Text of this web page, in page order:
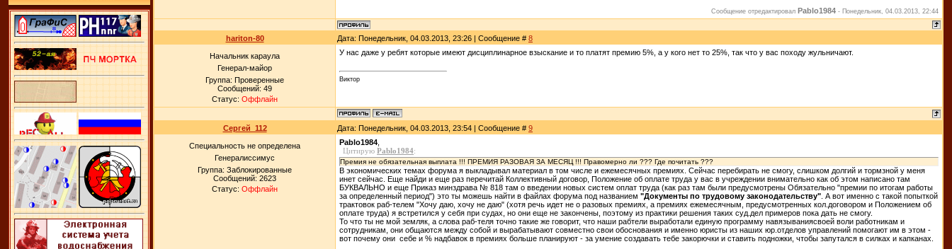
Сообщение отредактировал Pablo1984 - Понедельник, 04.03.2013, 22:44
hariton-80 Дата: Понедельник, 04.03.2013, 23:26 | Сообщение # 8
Начальник караула
Генерал-майор
Группа: Проверенные
Сообщений: 49
Статус: Оффлайн
У нас даже у ребят которые имеют дисциплинарное взыскание и то платят премию 5%, а у кого нет то 25%, так что у вас походу жульничают.
Виктор
Сергей_112 Дата: Понедельник, 04.03.2013, 23:54 | Сообщение # 9
Специальность не определена
Генералиссимус
Группа: Заблокированные
Сообщений: 2623
Статус: Оффлайн
Pablo1984
Цитирую Pablo1984:
Премия не обязательная выплата !!! ПРЕМИЯ РАЗОВАЯ ЗА МЕСЯЦ !!! Правомерно ли ??? Где почитать ???
В экономических темах форума я выкладывал материал в том числе и ежемесячных премиях. Сейчас перебирать не смогу, слишком долгий и тормзной у меня
инет сейчас. Еще найди и еще раз перечитай Коллективный договор, Положение об оплате труда у вас в учреждении внимательно как об этом написано там
БУКВАЛЬНО и еще Приказ минздрава № 818 там о введении новых систем оплат труда (как раз там были предусмотрены Обязательно "премии по итогам работы
за определенный период") это ты можешь найти в файлах форума под названием "Документы по трудовому законодательству" . А вот именно с такой попыткой
трактовок раб-телем "Хочу даю, хочу не даю" (хотя речь идет не о разовых премиях, а премиях ежемесячным, предусмотренных кол.договором и Положением об
оплате труда) я встретился у себя при судах, но они еще не закончены, поэтому из практики решения таких суд.дел примеров пока дать не смогу.
То что ты не мой земляк, а слова раб-теля точно такие же говорит, что наши рабтели выработали единую программу навязываниясвоей воли работникам и
сотрудникам, они общаются между собой и вырабатывают совместно свои обоснования и именно юристы из наших юр.отделов управлений помогают им в этом -
вот почему они себе и % надбавок в премиях больше планируют - за умение создавать тебе закорючки и ставить подножки, чтобы запутался в силках и капканах.